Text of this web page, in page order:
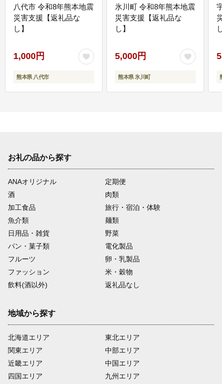
八代市 令和8年熊本地震
災害支援【返礼品な
し】
1,000円
熊本県 八代市
氷川町 令和8年熊本地震
災害支援【返礼品な
し】
5,000円
熊本県 氷川町
お礼の品から探す
ANAオリジナル
定期便
酒
肉類
加工食品
旅行・宿泊・体験
魚介類
麺類
日用品・雑貨
野菜
パン・菓子類
電化製品
フルーツ
卵・乳製品
ファッション
米・穀物
飲料(酒以外)
返礼品なし
地域から探す
北海道エリア
関東エリア
近畿エリア
四国エリア
東北エリア
中部エリア
中国エリア
九州エリア